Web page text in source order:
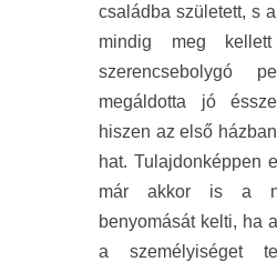
családba született, s
mindig meg
szerencsebolygó
megáldotta jó
hiszen az első
hat. Tulajdonképpen
már akkor is a
benyomását kelti, ha
a személyiséget